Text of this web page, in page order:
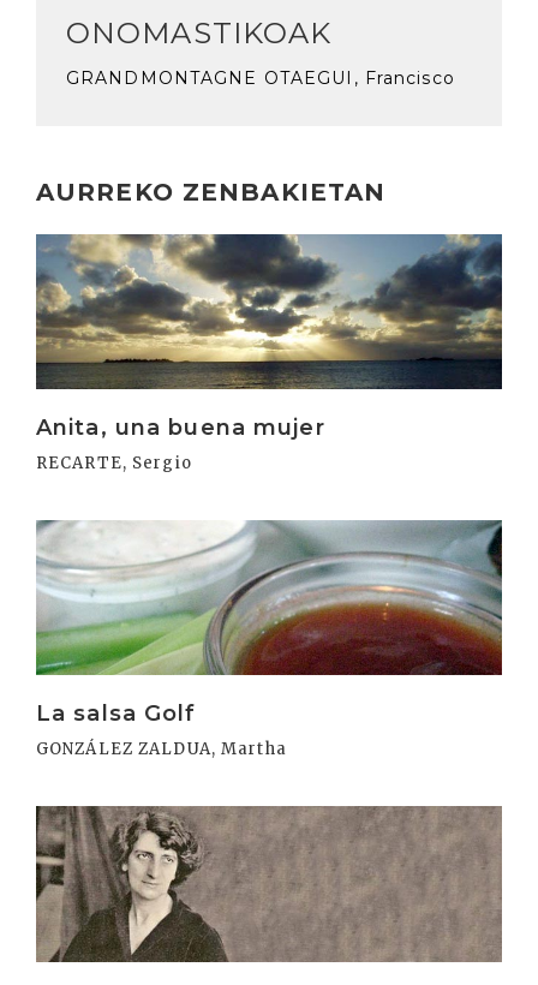
ONOMASTIKOAK
GRANDMONTAGNE OTAEGUI, Francisco
AURREKO ZENBAKIETAN
Anita, una buena mujer
RECARTE, Sergio
Irakurri
La salsa Golf
GONZÁLEZ ZALDUA, Martha
Irakurri
Irakurri